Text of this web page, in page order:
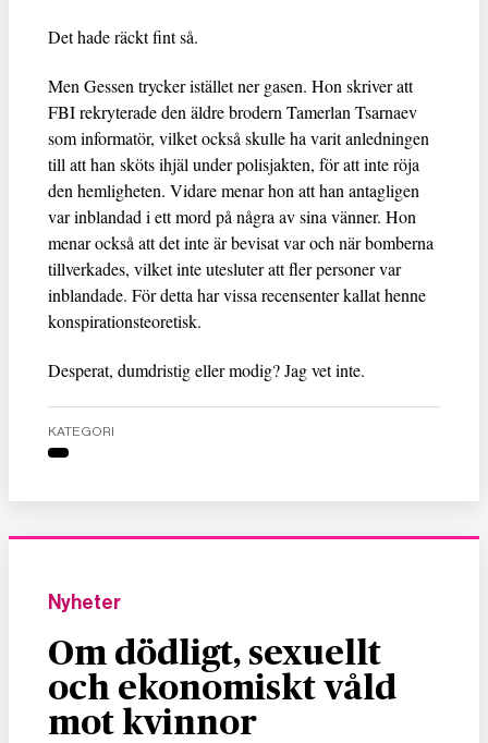
Det hade räckt fint så.
Men Gessen trycker istället ner gasen. Hon skriver att
FBI rekryterade den äldre brodern Tamerlan Tsarnaev
som informatör, vilket också skulle ha varit anledningen
till att han sköts ihjäl under polisjakten, för att inte röja
den hemligheten. Vidare menar hon att han antagligen
var inblandad i ett mord på några av sina vänner. Hon
menar också att det inte är bevisat var och när bomberna
tillverkades, vilket inte utesluter att fler personer var
inblandade. För detta har vissa recensenter kallat henne
konspirationsteoretisk.
Desperat, dumdristig eller modig? Jag vet inte.
KATEGORI
Nyheter
Om dödligt, sexuellt
och ekonomiskt våld
mot kvinnor